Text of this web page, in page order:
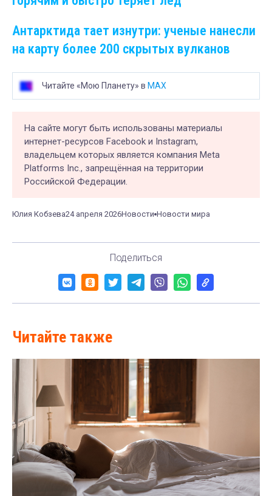
Антарктида тает изнутри: ученые нанесли
на карту более 200 скрытых вулканов
Читайте «Мою Планету» в MAX
На сайте могут быть использованы материалы
интернет-ресурсов Facebook и Instagram,
владельцем которых является компания Meta
Platforms Inc., запрещённая на территории
Российской Федерации.
Юлия Кобзева24 апреля 2026Новости Новости мира
Поделиться
Читайте также